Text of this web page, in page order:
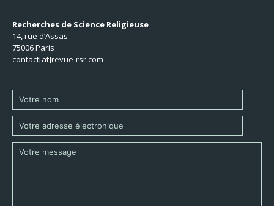
Recherches de Science Religieuse
14, rue d’Assas
75006 Paris
contact[at]revue-rsr.com